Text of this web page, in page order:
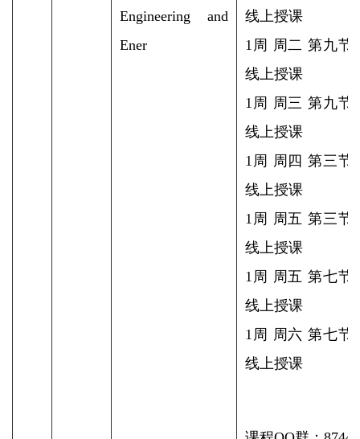
Engineering and
Ener
线上授课
1周 周二 第九节
线上授课
1周 周三 第九节
线上授课
1周 周四 第三节
线上授课
1周 周五 第三节
线上授课
1周 周五 第七节
线上授课
1周 周六 第七节
线上授课